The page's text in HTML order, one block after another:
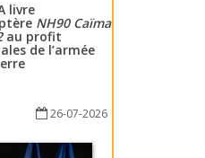
livre
NH90 Caïman
au profit
de l’armée
26-07-2026